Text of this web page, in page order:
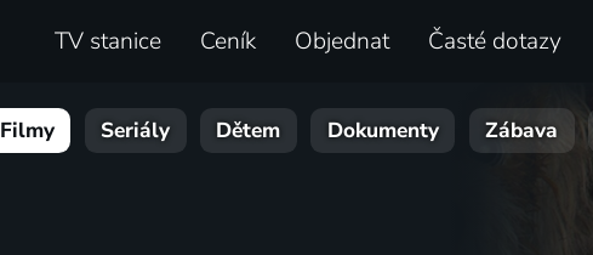
TV stanice Ceník Objednat Časté dotazy
Filmy Seriály Dětem Dokumenty Zábava